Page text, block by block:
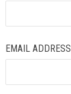
EMAIL ADDRESS